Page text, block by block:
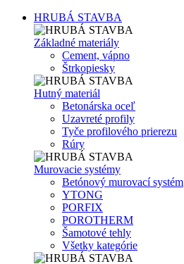
HRUBÁ STAVBA
Základné materiály
Cement, vápno
Štrkopiesky
Hutný materiál
Betonárska oceľ
Uzavreté profily
Tyče profilového prierezu
Rúry
Murovacie systémy
Betónový murovací systém
YTONG
PORFIX
POROTHERM
Šamotové tehly
Všetky kategórie